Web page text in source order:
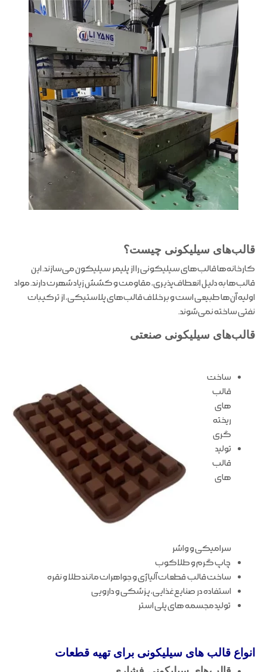
قالب‌های سیلیکونی چیست؟
کارخانه‌ها قالب‌های سیلیکونی را از پلیمر سیلیکون می‌سازند. این
قالب‌ها به دلیل انعطاف‌پذیری، مقاومت و کشش زیاد شهرت دارند. مواد
اولیه آن‌ها طبیعی است و برخلاف قالب‌های پلاستیکی، از ترکیبات
نفتی ساخته نمی‌شوند.
قالب‌های سیلیکونی صنعتی
ساخت
قالب
های
ریخته
گری
تولید
قالب
های
سرامیکی و واشر
چاپ گرم و طلاکوب
ساخت قالب قطعات آلیاژی و جواهرات مانند طلا و نقره
استفاده در صنایع غذایی، پزشکی و دارویی
تولید مجسمه های پلی استر
انواع قالب های سیلیکونی برای تهیه قطعات